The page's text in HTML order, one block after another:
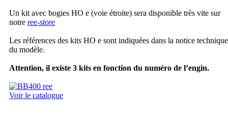
Un kit avec bogies HO e (voie étroite) sera disponible très vite sur
notre ree-store
Les références des kits HO e sont indiquées dans la notice technique
du modèle.
Attention, il existe 3 kits en fonction du numéro de l’engin.
Voir le catalogue